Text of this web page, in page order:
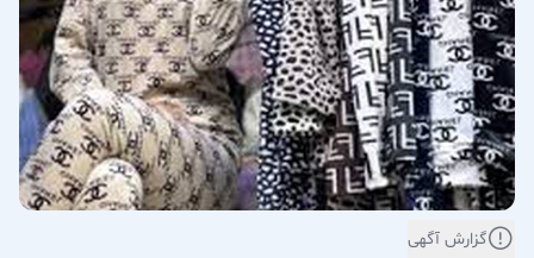
گزارش آگهی